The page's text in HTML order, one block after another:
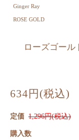
Ginger Ray
ROSE GOLD
ローズゴール
634円(税込)
定価 1,296円(税込)
購入数